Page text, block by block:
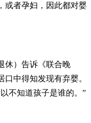
或者孕妇，因此都对婴
休）告诉《联合晚
中得知发现有弃婴。
不知道孩子是谁的。”